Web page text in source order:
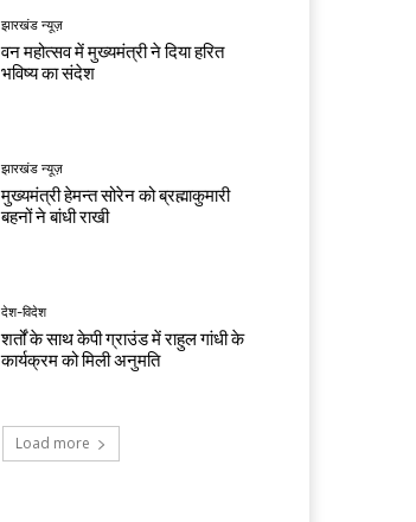
झारखंड न्यूज़
वन महोत्सव में मुख्यमंत्री ने दिया हरित
भविष्य का संदेश
झारखंड न्यूज़
मुख्यमंत्री हेमन्त सोरेन को ब्रह्माकुमारी
बहनों ने बांधी राखी
देश-विदेश
शर्तों के साथ केपी ग्राउंड में राहुल गांधी के
कार्यक्रम को मिली अनुमति
Load more